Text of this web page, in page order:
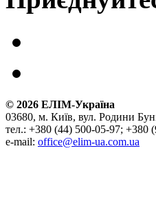
© 2026 ЕЛІМ-Україна
03680, м. Київ, вул. Родини
тел.: +380 (44) 500-05-97; +380
e-mail: office@elim-ua.com.ua